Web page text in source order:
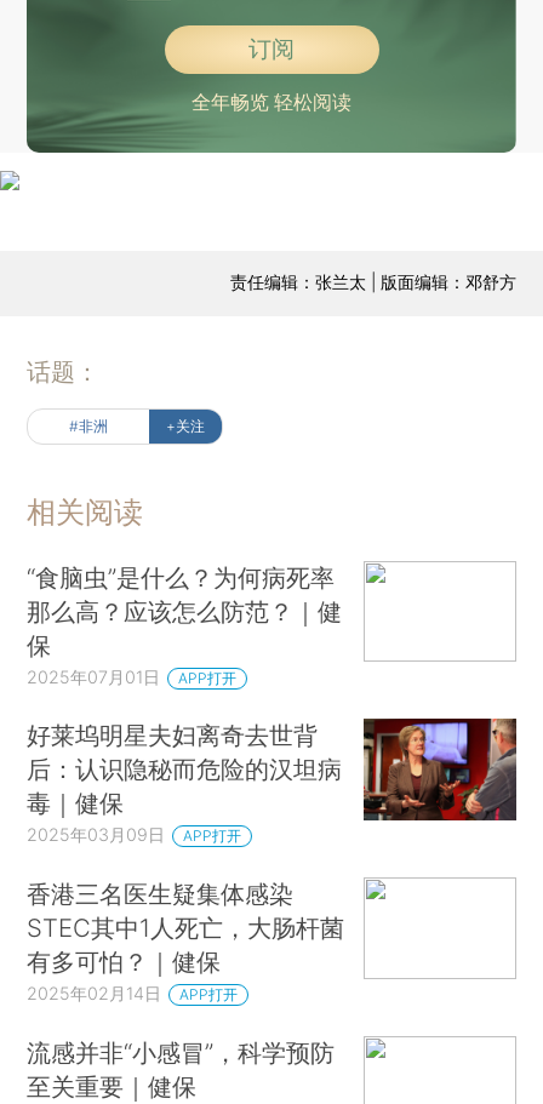
订阅
全年畅览 轻松阅读
责任编辑：张兰太 | 版面编辑：邓舒方
话题：
#非洲 +关注
相关阅读
“食脑虫”是什么？为何病死率
那么高？应该怎么防范？｜健
保
2025年07月01日 APP打开
好莱坞明星夫妇离奇去世背
后：认识隐秘而危险的汉坦病
毒｜健保
2025年03月09日 APP打开
香港三名医生疑集体感染
STEC其中1人死亡，大肠杆菌
有多可怕？｜健保
2025年02月14日 APP打开
流感并非“小感冒”，科学预防
至关重要｜健保